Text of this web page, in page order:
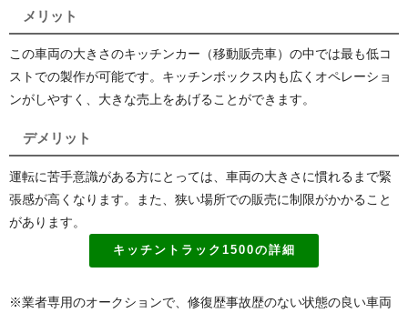
メリット
この車両の大きさのキッチンカー（移動販売車）の中では最も低コ
ストでの製作が可能です。キッチンボックス内も広くオペレーショ
ンがしやすく、大きな売上をあげることができます。
デメリット
運転に苦手意識がある方にとっては、車両の大きさに慣れるまで緊
張感が高くなります。また、狭い場所での販売に制限がかかること
があります。
キッチントラック1500の詳細
※業者専用のオークションで、修復歴事故歴のない状態の良い車両